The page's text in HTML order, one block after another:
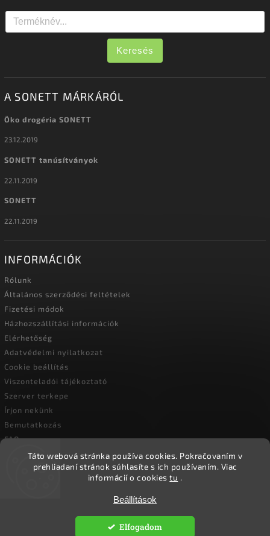
Táto webová stránka používa cookies. Pokračovaním v
prehliadaní stránok súhlasíte s ich používaním. Viac
informácií o cookiestu .
Beállítások
Elfogadom
Keresés
A SONETT MÁRKÁRÓL
Öko drogéria SONETT
23.12.2019
SONETT tanúsítványok
22.11.2019
SONETT
22.11.2019
INFORMÁCIÓK
Rólunk
Általános szerződési feltételek
Fizetési módok
Házhozszállítási információk
Elérhetőség
Adatvédelmi nyilatkozat
Cookie beállítás
Viszonteladói tájékoztató
Szerver terkepe
Írjon nekünk
Bemutatkozás
FAQ
Vásárlási útmutató
Ökoember. Minden jog fenntartva.
Süti beállítások szerkesztése
Shoptet| DesignShoptak.cz.